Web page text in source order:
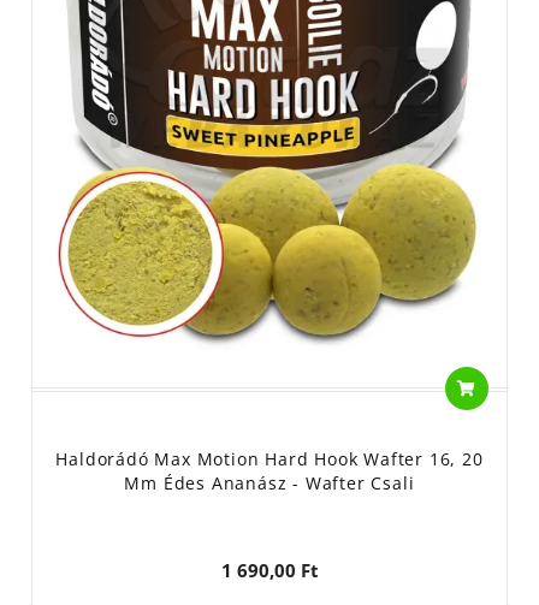
Haldorádó Max Motion Hard Hook Wafter 16, 20
Mm Édes Ananász - Wafter Csali
1 690,00 Ft